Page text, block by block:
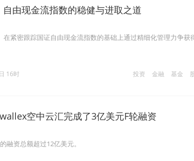
自由现金流指数的稳健与进取之道
在紧密跟踪国证自由现金流指数的基础上通过精细化管理力争获
投资 金融 基金
16时
空中云汇完成了3亿美元F轮融资
融资总额超过12亿美元。